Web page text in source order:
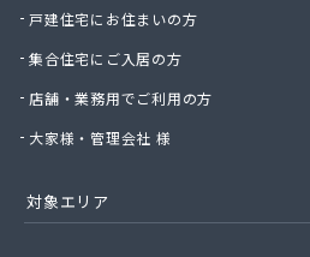
(株)山本商店
(株)山本松五郎商店
(株)志方商事
(株)紙透商店
(株)小山グループ
(株)小長井治郎商店
戸建住宅にお住まいの方
集合住宅にご入居の方
店舗・業務用でご利用の方
大家様・管理会社 様
対象エリア